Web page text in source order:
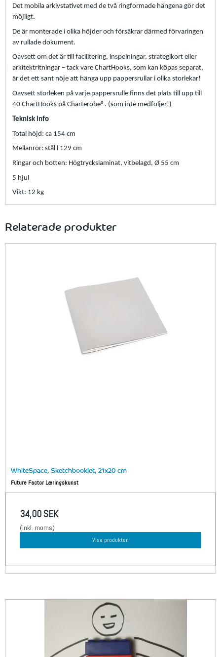
Det mobila arkivstativet med de två ringformade hängena gör det
möjligt.
De är monterade i olika höjder och försäkrar därmed förvaringen
av rullade dokument.
Oavsett om det är till facilitering, inspelningar, strategikort eller
arkitektritningar – tack vare ChartHooks, som kan köpas separat,
är det ett sant nöje att hänga upp pappersrullar i olika storlekar!
Oavsett storleken på varje pappersrulle finns det plats till upp till
40 ChartHooks på Charterobe®. (som inte medföljer!)
Teknisk info
Total höjd: ca 154 cm
Mellanrör: stål l 129 cm
Ringar och botten: Högtryckslaminat, vitbelagd, Ø 55 cm
5 hjul
Vikt: 12 kg
Relaterade produkter
WhiteSpace, Sketchbooklet, 21x20 cm
Future Factor Læringskunst
34,00 SEK
(inkl. moms)
Visa produkten